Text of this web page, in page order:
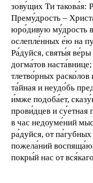
зову́щих Ти
Прему́дрость –
юро́дивую му́дрость
ослепле́нных е́ю на
Ра́дуйся, святы́я
догма́тов
тлетво́рных
та́йная и неудо́бь
и́мже подоба́ет,
прови́дцев и
в час недоуме́ний
ра́дуйся, от
пожела́ний
покры́й нас от